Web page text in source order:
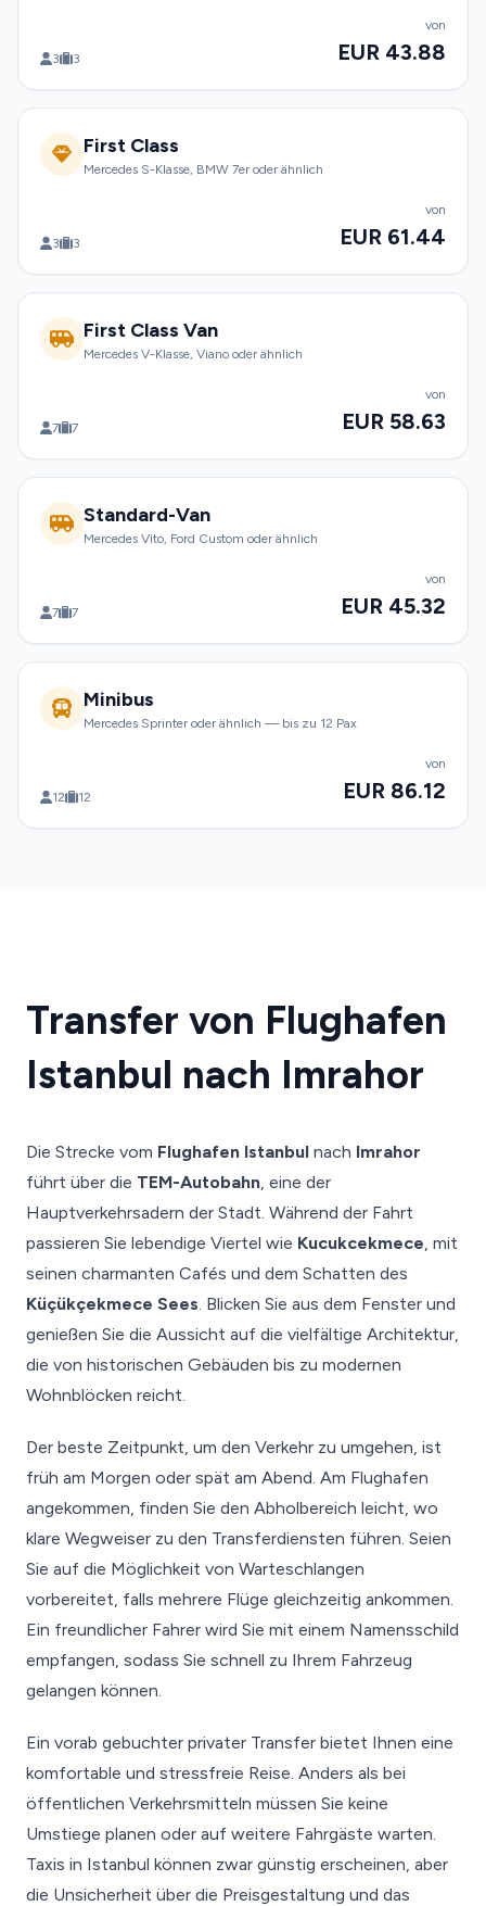
3 3
von
EUR 43.88
First Class
Mercedes S-Klasse, BMW 7er oder ähnlich
3 3
von
EUR 61.44
First Class Van
Mercedes V-Klasse, Viano oder ähnlich
7 7
von
EUR 58.63
Standard-Van
Mercedes Vito, Ford Custom oder ähnlich
7 7
von
EUR 45.32
Minibus
Mercedes Sprinter oder ähnlich — bis zu 12 Pax
12 12
von
EUR 86.12
Transfer von Flughafen
Istanbul nach Imrahor
Die Strecke vom Flughafen Istanbul nach Imrahor
führt über die TEM-Autobahn, eine der
Hauptverkehrsadern der Stadt. Während der Fahrt
passieren Sie lebendige Viertel wie Kucukcekmece, mit
seinen charmanten Cafés und dem Schatten des
Küçükçekmece Sees. Blicken Sie aus dem Fenster und
genießen Sie die Aussicht auf die vielfältige Architektur,
die von historischen Gebäuden bis zu modernen
Wohnblöcken reicht.
Der beste Zeitpunkt, um den Verkehr zu umgehen, ist
früh am Morgen oder spät am Abend. Am Flughafen
angekommen, finden Sie den Abholbereich leicht, wo
klare Wegweiser zu den Transferdiensten führen. Seien
Sie auf die Möglichkeit von Warteschlangen
vorbereitet, falls mehrere Flüge gleichzeitig ankommen.
Ein freundlicher Fahrer wird Sie mit einem Namensschild
empfangen, sodass Sie schnell zu Ihrem Fahrzeug
gelangen können.
Ein vorab gebuchter privater Transfer bietet Ihnen eine
komfortable und stressfreie Reise. Anders als bei
öffentlichen Verkehrsmitteln müssen Sie keine
Umstiege planen oder auf weitere Fahrgäste warten.
Taxis in Istanbul können zwar günstig erscheinen, aber
die Unsicherheit über die Preisgestaltung und das